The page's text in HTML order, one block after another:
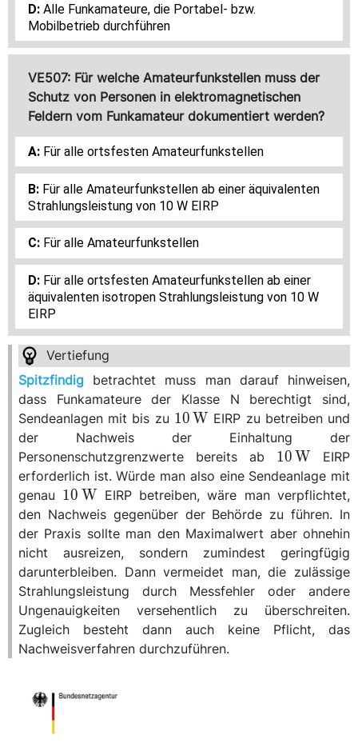
Alle Funkamateure, die Portabel- bzw.
Mobilbetrieb durchführen
VE507: Für welche Amateurfunkstellen muss der
Schutz von Personen in elektromagnetischen
Feldern vom Funkamateur dokumentiert werden?
Für alle ortsfesten Amateurfunkstellen
Für alle Amateurfunkstellen ab einer äquivalenten
Strahlungsleistung von 10 W EIRP
Für alle Amateurfunkstellen
Für alle ortsfesten Amateurfunkstellen ab einer
äquivalenten isotropen Strahlungsleistung von 10 W
EIRP
Spitzfindig betrachtet muss man darauf hinweisen,
dass Funkamateure der Klasse N berechtigt sind,
Sendeanlagen mit bis zu \qty{10}
{\watt}
10W EIRP zu betreiben und
der Nachweis der Einhaltung der
Personenschutzgrenzwerte bereits ab \qty{10}
{\watt}
10W EIRP
erforderlich ist. Würde man also eine Sendeanlage mit
genau \qty{10}
{\watt}
10 W EIRP betreiben, wäre man verpflichtet,
den Nachweis gegenüber der Behörde zu führen. In
der Praxis sollte man den Maximalwert aber ohnehin
nicht ausreizen, sondern zumindest geringfügig
darunterbleiben. Dann vermeidet man, die zulässige
Strahlungsleistung durch Messfehler oder andere
Ungenauigkeiten versehentlich zu überschreiten.
Zugleich besteht dann auch keine Pflicht, das
Nachweisverfahren durchzuführen.